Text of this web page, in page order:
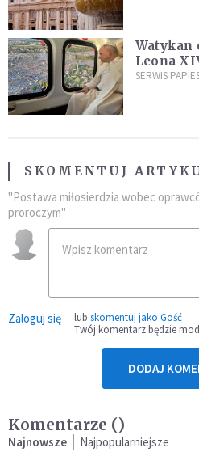
Watykan
Leona
kraje
SERWIS
SKOMENTUJ
"Postawa miłosierdzia wobec
proroczym"
Zaloguj się lub skomentuj jako Gość
Twój komentarz będzie
DODAJ
Komentarze ()
Najnowsze Najpopularniejsze